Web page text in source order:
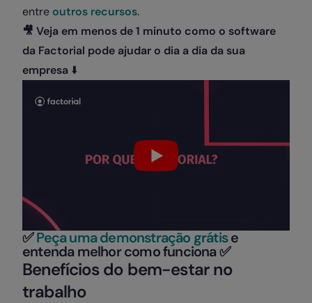
entre outros recursos.
🎥 Veja em menos de 1 minuto como o software
da Factorial pode ajudar o dia a dia da sua
empresa ⬇️
✅Peça uma demonstração grátise
entenda melhor como funciona ✅
Benefícios do bem-estar no
trabalho